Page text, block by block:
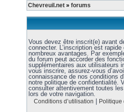
Chevreuil.net » forums
Vous devez être inscrit(e) avant
connecter. L’inscription est
nombreux avantages. Par
du forum peut accorder des
supplémentaires aux utilisateurs
vous inscrire, assurez-vous
connaissance de nos conditions
notre politique de confidentialité.
consulter attentivement toutes
lors de votre navigation.
Conditions d’utilisation Politique